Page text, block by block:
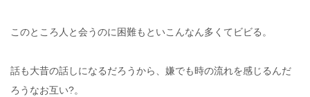
このところ人と会うのに困難もといこんなん多くてビビる。
話も大昔の話しになるだろうから、嫌でも時の流れを感じるんだ
ろうなお互い?。